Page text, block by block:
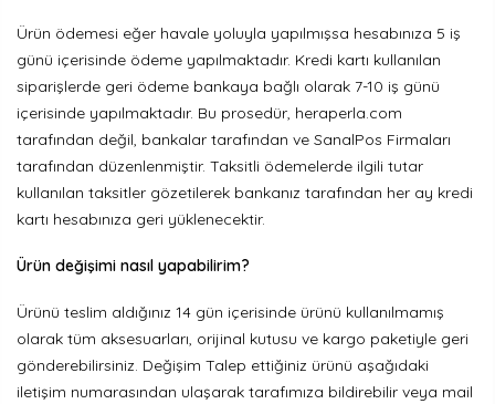
Ürün ödemesi eğer havale yoluyla yapılmışsa hesabınıza 5 iş
günü içerisinde ödeme yapılmaktadır. Kredi kartı kullanılan
siparişlerde geri ödeme bankaya bağlı olarak 7-10 iş günü
içerisinde yapılmaktadır. Bu prosedür, heraperla.com
tarafından değil, bankalar tarafından ve SanalPos Firmaları
tarafından düzenlenmiştir. Taksitli ödemelerde ilgili tutar
kullanılan taksitler gözetilerek bankanız tarafından her ay kredi
kartı hesabınıza geri yüklenecektir.
Ürün değişimi nasıl yapabilirim?
Ürünü teslim aldığınız 14 gün içerisinde ürünü kullanılmamış
olarak tüm aksesuarları, orijinal kutusu ve kargo paketiyle geri
gönderebilirsiniz. Değişim Talep ettiğiniz ürünü aşağıdaki
iletişim numarasından ulaşarak tarafımıza bildirebilir veya mail